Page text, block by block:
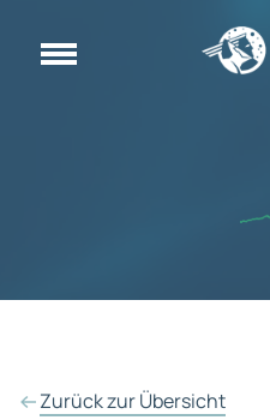
Zurück zur Übersicht